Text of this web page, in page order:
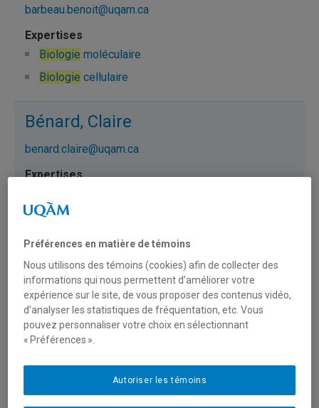
barbeau.benoit@uqam.ca
Biologie moléculaire
Biologie cellulaire
Bénard, Claire
benard.claire@uqam.ca
Bergeron, Yves
bergeron.yves@uqam.ca
Biologie
brissette.louise@uqam.ca
Préférences en matière de témoins
Nous utilisons des témoins (cookies) afin de collecter des
informations qui nous permettent d’améliorer votre
expérience sur le site, de vous proposer des contenus vidéo,
d’analyser les statistiques de fréquentation, etc. Vous
pouvez personnaliser votre choix en sélectionnant
« Préférences ».
Autoriser les témoins